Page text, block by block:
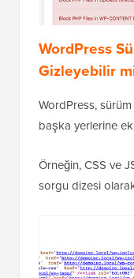
WordPress
Gizleyebilir
WordPress,
başka yerlerine
Örneğin, CSS ve